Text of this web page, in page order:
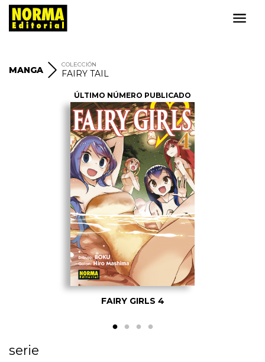
MANGA
COLECCIÓN
FAIRY TAIL
ÚLTIMO NÚMERO PUBLICADO
FAIRY GIRLS 4
serie